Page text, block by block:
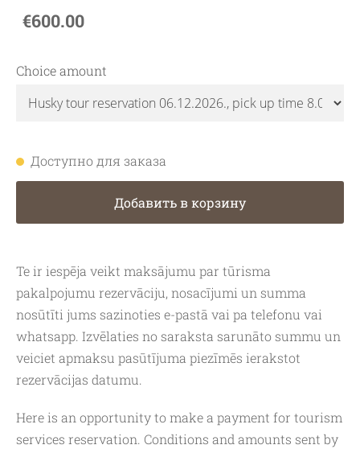
€600.00
Choice amount
Доступно для заказа
Добавить в корзину
Te ir iespēja veikt maksājumu par tūrisma
pakalpojumu rezervāciju, nosacījumi un summa
nosūtīti jums sazinoties e-pastā vai pa telefonu vai
whatsapp. Izvēlaties no saraksta sarunāto summu un
veiciet apmaksu pasūtījuma piezīmēs ierakstot
rezervācijas datumu.
Here is an opportunity to make a payment for tourism
services reservation. Conditions and amounts sent by